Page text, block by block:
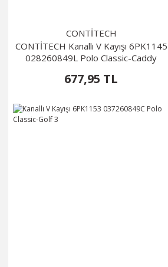
CONTİTECH
CONTİTECH Kanallı V Kayışı 6PK1145
028260849L Polo Classic-Caddy
677,95 TL